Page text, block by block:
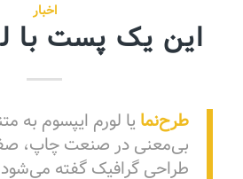
اخبار
این یک پست با
طرح‌نما یا لورم ایپسوم به
بی‌معنی در صنعت چاپ،
طراحی گرافیک گفته